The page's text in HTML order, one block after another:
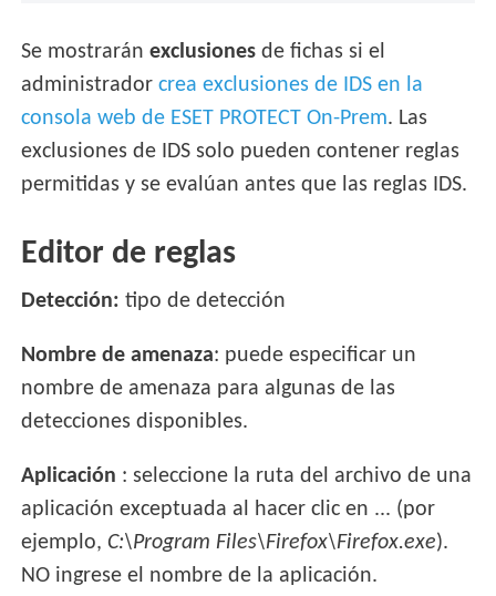
Se mostraránexclusiones de fichas si el
administradorcrea exclusiones de IDS en la
consola web de ESET PROTECT On-Prem. Las
exclusiones de IDS solo pueden contener reglas
permitidas y se evalúan antes que las reglas IDS.
Editor de reglas
Detección: tipo de detección
Nombre de amenaza: puede especificar un
nombre de amenaza para algunas de las
detecciones disponibles.
Aplicación : seleccione la ruta del archivo de una
aplicación exceptuada al hacer clic en ... (por
ejemplo,C:\Program Files\Firefox\Firefox.exe).
NO ingrese el nombre de la aplicación.